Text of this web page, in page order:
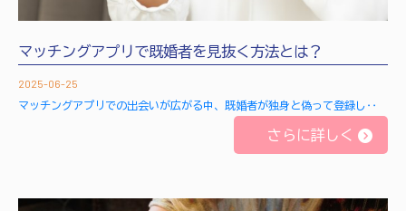
マッチングアプリで既婚者を見抜く方法とは？
2025-06-25
マッチングアプリでの出会いが広がる中、既婚者が独身と偽って登録し‥
さらに詳しく